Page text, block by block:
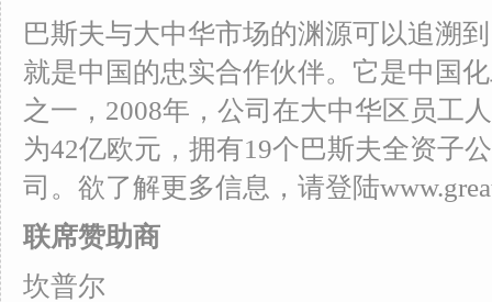
巴斯夫与大中华市场的渊源可以追溯
就是中国的忠实合作伙伴。它是中国
之一，2008年，公司在大中华区员工
为42亿欧元，拥有19个巴斯夫全资子
司。欲了解更多信息，请登陆
联席赞助商
坎普尔